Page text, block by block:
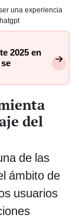
una experiencia
2025 en
del
de las
ámbito de
usuarios